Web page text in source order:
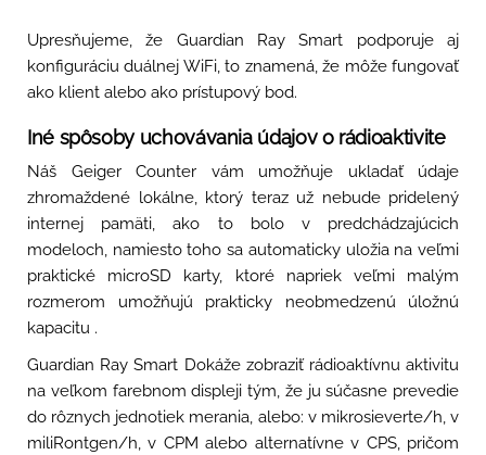
Upresňujeme, že Guardian Ray Smart podporuje aj
konfiguráciu duálnej WiFi, to znamená, že môže fungovať
ako klient alebo ako prístupový bod.
Iné spôsoby uchovávania údajov o rádioaktivite
Náš Geiger Counter vám umožňuje ukladať údaje
zhromaždené lokálne, ktorý teraz už nebude pridelený
internej pamäti, ako to bolo v predchádzajúcich
modeloch, namiesto toho sa automaticky uložia na veľmi
praktické microSD karty, ktoré napriek veľmi malým
rozmerom umožňujú prakticky neobmedzenú úložnú
kapacitu .
Guardian Ray Smart Dokáže zobraziť rádioaktívnu aktivitu
na veľkom farebnom displeji tým, že ju súčasne prevedie
do rôznych jednotiek merania, alebo: v mikrosieverte/h, v
miliRontgen/h, v CPM alebo alternatívne v CPS, pričom